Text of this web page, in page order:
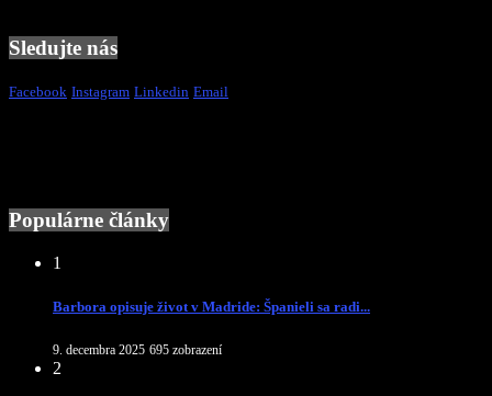
Sledujte nás
Facebook Instagram Linkedin Email
Populárne články
1
Barbora opisuje život v Madride: Španieli sa radi...
9. decembra 2025 695 zobrazení
2